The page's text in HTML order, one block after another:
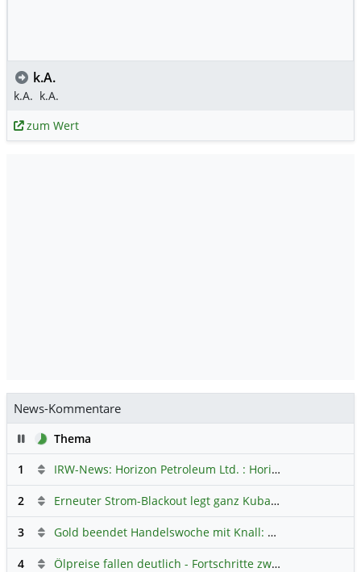
k.A.
k.A. k.A.
zum Wert
News-Kommentare
PauseThema
1
IRW-News: Horizon Petroleum Ltd. : Horizon Petroleum beginnt mit der Testförderung im Projekt Lachowice in Polen und schließt die Platzierung einer überzeichneten Wandelanleihe ab
2 Erneuter Strom-Blackout legt ganz Kuba lahm
3 Gold beendet Handelswoche mit Knall: Barrick Mining – Ist diese Aktie wieder ein Kauf?
4 Ölpreise fallen deutlich - Fortschritte zwischen USA und Iran belasten